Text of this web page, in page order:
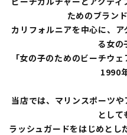
ためのブラン
カリフォルニアを中心に、
る女の
「女の子のためのビーチウ
1990
当店では、マリンスポーツ
として
ラッシュガードをはじめとし